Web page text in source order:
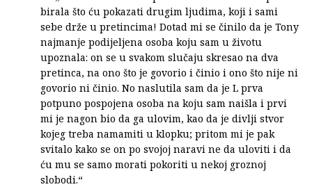
birala što ću pokazati drugim ljudima, koji i sami
sebe drže u pretincima! Dotad mi se činilo da je Tony
najmanje podijeljena osoba koju sam u životu
upoznala: on se u svakom slučaju skresao na dva
pretinca, na ono što je govorio i činio i ono što nije ni
govorio ni činio. No naslutila sam da je L prva
potpuno pospojena osoba na koju sam naišla i prvi
mi je nagon bio da ga ulovim, kao da je divlji stvor
kojeg treba namamiti u klopku; pritom mi je pak
svitalo kako se on po svojoj naravi ne da uloviti i da
ću mu se samo morati pokoriti u nekoj groznoj
slobodi.“